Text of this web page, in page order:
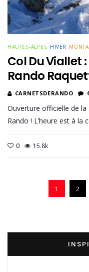
HAUTES-ALPES HIVER
Col Du Viallet
Rando
CARNETSDERANDO 4
Ouverture officielle de la
Rando ! L’heure est à la
0 15.8k
1 2